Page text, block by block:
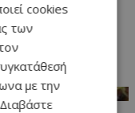
γκριλιέρα
ENGLISH
cookies
των
με την
Διαβάστε